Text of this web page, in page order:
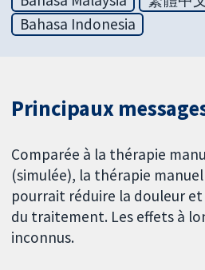
Bahasa Indonesia
Principaux
Comparée à la thérapie
(simulée), la thérapie
pourrait réduire la douleur
du traitement. Les effets à
inconnus.